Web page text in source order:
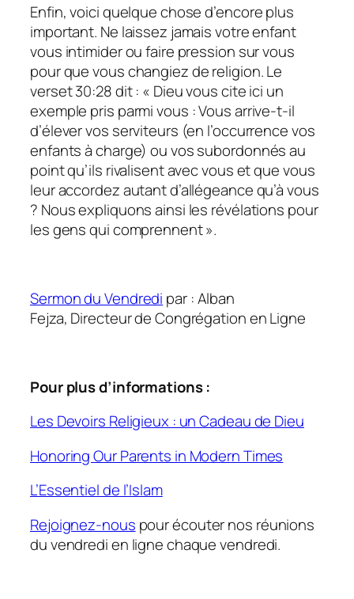
Enfin, voici quelque chose d’encore plus
important. Ne laissez jamais votre enfant
vous intimider ou faire pression sur vous
pour que vous changiez de religion. Le
verset 30:28 dit : « Dieu vous cite ici un
exemple pris parmi vous : Vous arrive-t-il
d’élever vos serviteurs (en l’occurrence vos
enfants à charge) ou vos subordonnés au
point qu’ils rivalisent avec vous et que vous
leur accordez autant d’allégeance qu’à vous
? Nous expliquons ainsi les révélations pour
les gens qui comprennent ».
Sermon du Vendredi par : Alban
Fejza, Directeur de Congrégation en Ligne
Pour plus d’informations :
Les Devoirs Religieux : un Cadeau de Dieu
Honoring Our Parents in Modern Times
L’Essentiel de l’Islam
Rejoignez-nous pour écouter nos réunions
du vendredi en ligne chaque vendredi.